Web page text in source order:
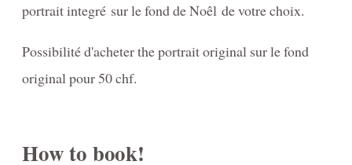
portrait integré sur le fond de Noêl de votre choix.
Possibilité d'acheter the portrait original sur le fond
original pour 50 chf.
How to book!